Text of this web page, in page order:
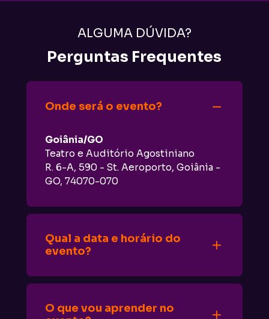
ALGUMA DÚVIDA?
Perguntas Frequentes
Onde será o evento?
Goiânia/GO
Teatro e Auditório Agostiniano
R. 6-A, 590 - St. Aeroporto, Goiânia -
GO, 74070-070
Qual a data e horário do
evento?
O CV Sign Brasil acontecerá nos dias
O que vou aprender no